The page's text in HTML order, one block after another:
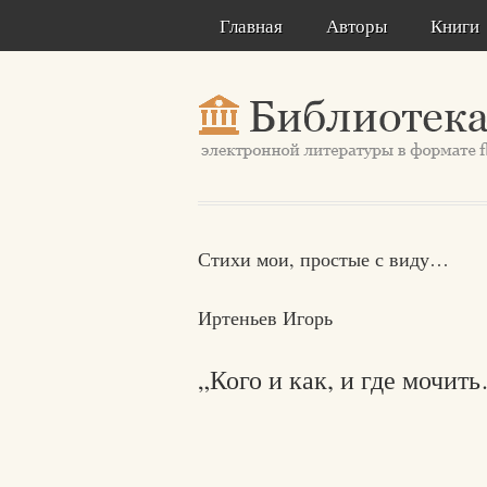
Главная Авторы Книги
Стихи мои, простые с виду…
Иртеньев Игорь
„Кого и как, и где